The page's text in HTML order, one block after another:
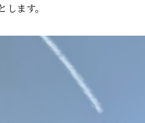
ます。